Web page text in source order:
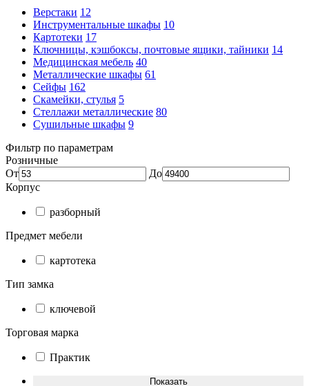
Верстаки 12
Инструментальные шкафы 10
Картотеки 17
Ключницы, кэшбоксы, почтовые ящики, тайники 14
Медицинская мебель 40
Металлические шкафы 61
Сейфы 162
Скамейки, стулья 5
Стеллажи металлические 80
Сушильные шкафы 9
Фильтр по параметрам
Розничные
От
До
Корпус
разборный
Предмет мебели
картотека
Тип замка
ключевой
Торговая марка
Практик